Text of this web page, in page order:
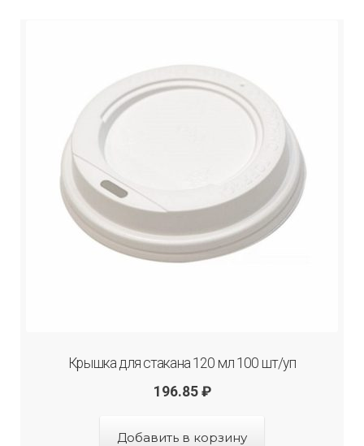
Крышка для стакана 120 мл 100 шт/уп
196.85 ₽
Добавить в корзину